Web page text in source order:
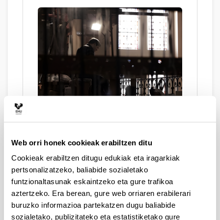
Web orri honek cookieak erabiltzen ditu
Cookieak erabiltzen ditugu edukiak eta iragarkiak
pertsonalizatzeko, baliabide sozialetako
funtzionaltasunak eskaintzeko eta gure trafikoa
aztertzeko. Era berean, gure web orriaren erabilerari
buruzko informazioa partekatzen dugu baliabide
sozialetako, publizitateko eta estatistiketako gure
Converso, David Arratibel-ek
2026ko apirilaren 23an